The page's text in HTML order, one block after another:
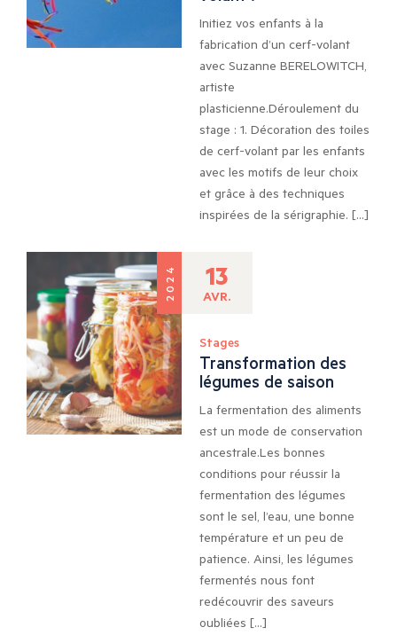
Initiez vos enfants à la
fabrication d’un cerf-volant
avec Suzanne BERELOWITCH,
artiste
plasticienne.Déroulement du
stage : 1. Décoration des toiles
de cerf-volant par les enfants
avec les motifs de leur choix
et grâce à des techniques
inspirées de la sérigraphie. […]
2024 13
AVR.
Stages
Transformation des
légumes de saison
La fermentation des aliments
est un mode de conservation
ancestrale.Les bonnes
conditions pour réussir la
fermentation des légumes
sont le sel, l’eau, une bonne
température et un peu de
patience. Ainsi, les légumes
fermentés nous font
redécouvrir des saveurs
oubliées […]